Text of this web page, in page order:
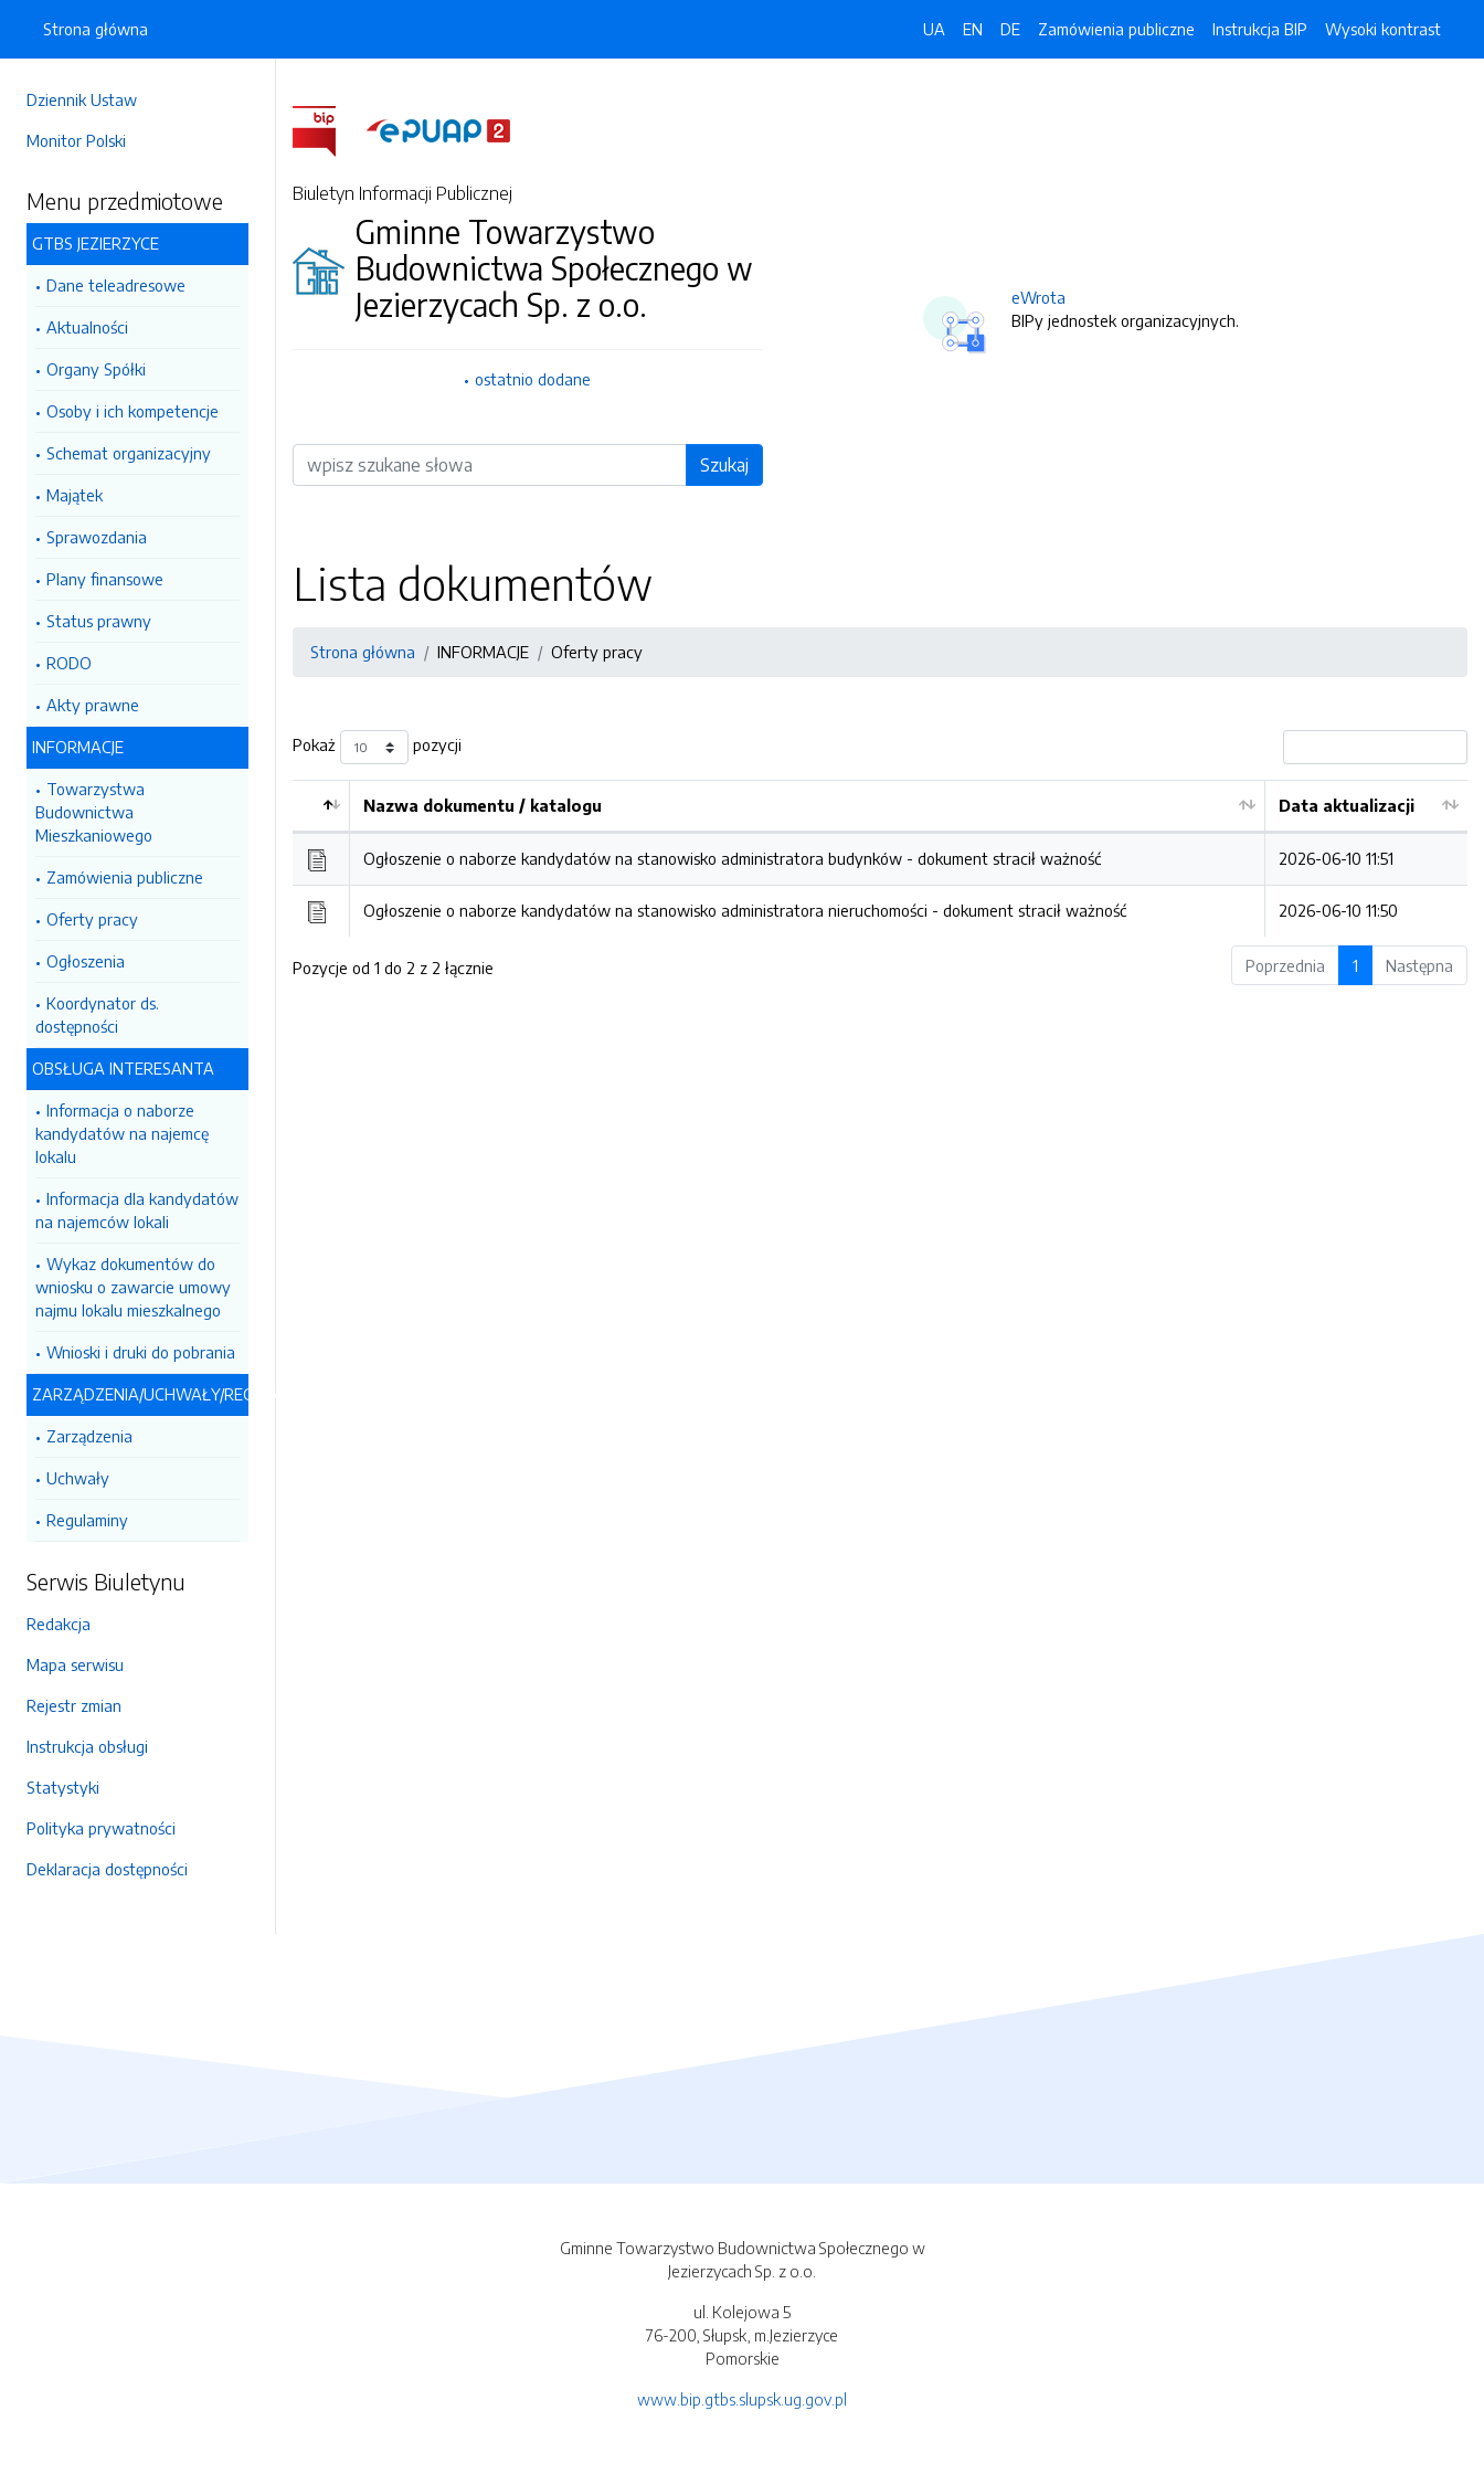
Dziennik Ustaw
Monitor Polski
Menu przedmiotowe
GTBS JEZIERZYCE
Dane teleadresowe
Aktualności
Organy Spółki
Osoby i ich kompetencje
Schemat organizacyjny
Majątek
Sprawozdania
Plany finansowe
Status prawny
RODO
Akty prawne
INFORMACJE
Towarzystwa
Budownictwa
Mieszkaniowego
Zamówienia publiczne
Oferty pracy
Ogłoszenia
Koordynator ds.
dostępności
OBSŁUGA INTERESANTA
Informacja o naborze
kandydatów na najemcę
lokalu
Informacja dla kandydatów
na najemców lokali
Wykaz dokumentów do
wniosku o zawarcie umowy
najmu lokalu mieszkalnego
Wnioski i druki do pobrania
ZARZĄDZENIA/UCHWAŁY/REGULAMINY
Zarządzenia
Uchwały
Regulaminy
Serwis Biuletynu
Redakcja
Mapa serwisu
Rejestr zmian
Instrukcja obsługi
Statystyki
Polityka prywatności
Deklaracja dostępności
Strona główna UA EN DE Zamówienia publiczne Instrukcja BIP Wysoki kontrast
Biuletyn Informacji Publicznej
Gminne Towarzystwo
Budownictwa Społecznego w
Jezierzycach Sp. z o.o.
ostatnio dodane
Wyszukiwarka Szukaj
eWrota
BIPy jednostek organizacyjnych.
Lista dokumentów
Strona główna INFORMACJE Oferty pracy
Pokaż pozycji
Nazwa dokumentu / katalogu Data aktualizacji
Ogłoszenie o naborze kandydatów na stanowisko administratora budynków - dokument stracił ważność 2026-06-10 11:51
Ogłoszenie o naborze kandydatów na stanowisko administratora nieruchomości - dokument stracił ważność 2026-06-10 11:50
Pozycje od 1 do 2 z 2 łącznie Poprzednia 1 Następna
Gminne Towarzystwo Budownictwa Społecznego w
Jezierzycach Sp. z o.o.
ul. Kolejowa 5
76-200, Słupsk, m.Jezierzyce
Pomorskie
www.bip.gtbs.slupsk.ug.gov.pl